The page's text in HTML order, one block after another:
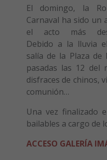
El domingo, la
Carnaval ha sido un
el acto más
Debido a la lluvia
salía de la Plaza de
pasadas las 12 del
disfraces de chinos,
comunión…
Una vez finalizado
bailables a cargo de
ACCESO GALERÍA